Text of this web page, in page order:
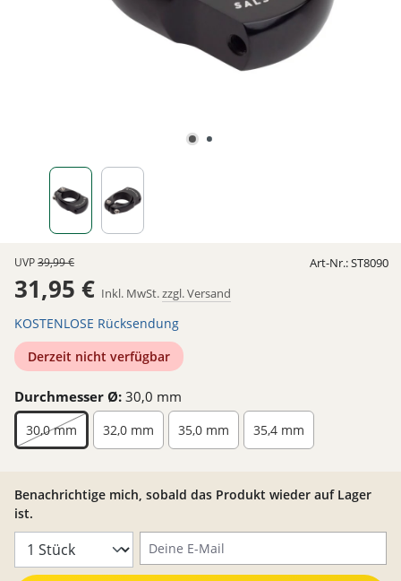
UVP39,99 €
31,95 € Inkl. MwSt.zzgl. Versand
KOSTENLOSE Rücksendung
Derzeit nicht verfügbar
Durchmesser Ø: 30,0 mm
30,0 mm 32,0 mm 35,0 mm 35,4 mm
Benachrichtige mich, sobald das Produkt wieder auf Lager
ist.
Art-Nr.:ST8090